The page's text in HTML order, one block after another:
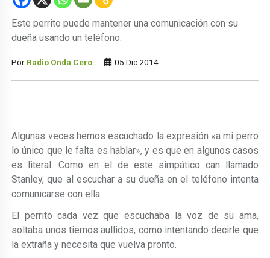
Este perrito puede mantener una comunicación con su
dueña usando un teléfono.
Por Radio Onda Cero 05 Dic 2014
Algunas veces hemos escuchado la expresión «a mi perro
lo único que le falta es hablar», y es que en algunos casos
es literal. Como en el de este simpático can llamado
Stanley, que al escuchar a su dueña en el teléfono intenta
comunicarse con ella.
El perrito cada vez que escuchaba la voz de su ama,
soltaba unos tiernos aullidos, como intentando decirle que
la extraña y necesita que vuelva pronto.